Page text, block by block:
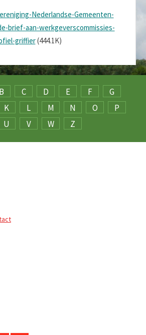
Nederlandse-Gemeenten-
brief-aan-werkgeverscommissies-
griffier(444.1K)
B C D E F
G
K L M N O
P
U V W Z